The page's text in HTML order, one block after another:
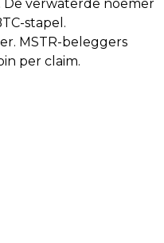
De verwaterde noemer
stapel.
MSTR-beleggers
per claim.